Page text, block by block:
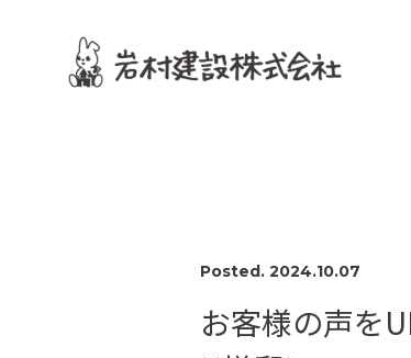
Posted. 2024.10.07
お客様の声を